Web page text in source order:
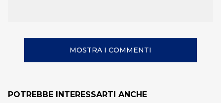
MOSTRA I COMMENTI
POTREBBE INTERESSARTI ANCHE